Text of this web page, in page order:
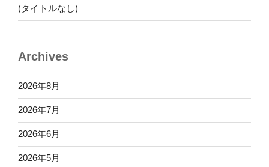
(タイトルなし)
Archives
2026年8月
2026年7月
2026年6月
2026年5月